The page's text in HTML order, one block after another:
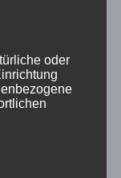
sind –
Sollten Sie
User
sind. Details zu
von
verarbeitet und
betroffenen
oder